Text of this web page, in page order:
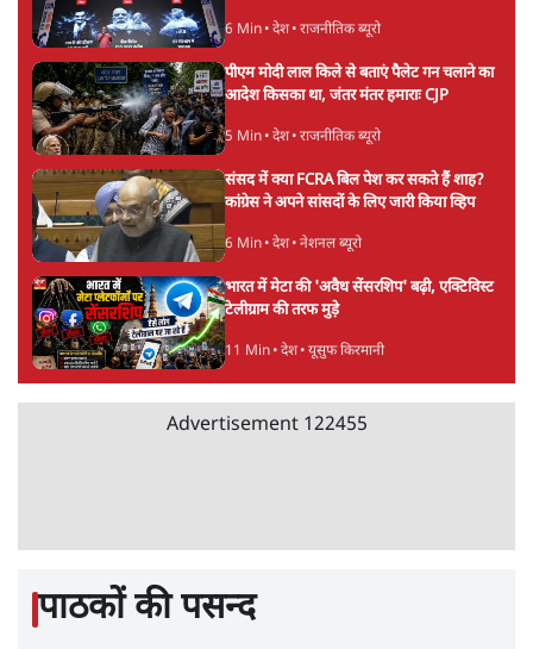
6 Min• देश• राजनीतिक ब्यूरो
पीएम मोदी लाल किले से बताएं पैलेट गन चलाने का
आदेश किसका था, जंतर मंतर हमाराः CJP
5 Min• देश• राजनीतिक ब्यूरो
संसद में क्या FCRA बिल पेश कर सकते हैं शाह?
कांग्रेस ने अपने सांसदों के लिए जारी किया व्हिप
6 Min• देश• नेशनल ब्यूरो
भारत में मेटा की 'अवैध सेंसरशिप' बढ़ी, एक्टिविस्ट
टेलीग्राम की तरफ मुड़े
11 Min• देश• यूसुफ किरमानी
Advertisement 122455
पाठकों की पसन्द